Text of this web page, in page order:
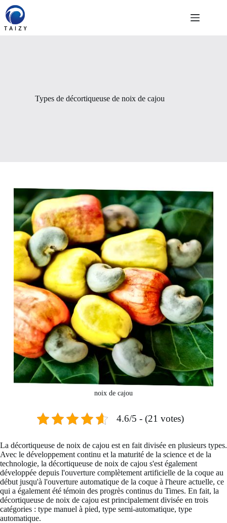
Passer
au
contenu
Types de décortiqueuse de noix de cajou
noix de cajou
4.6/5 - (21 votes)
La décortiqueuse de noix de cajou est en fait divisée en plusieurs types.
Avec le développement continu et la maturité de la science et de la
technologie, la décortiqueuse de noix de cajou s'est également
développée depuis l'ouverture complètement artificielle de la coque au
début jusqu'à l'ouverture automatique de la coque à l'heure actuelle, ce
qui a également été témoin des progrès continus du Times. En fait, la
décortiqueuse de noix de cajou est principalement divisée en trois
catégories : type manuel à pied, type semi-automatique, type
automatique.